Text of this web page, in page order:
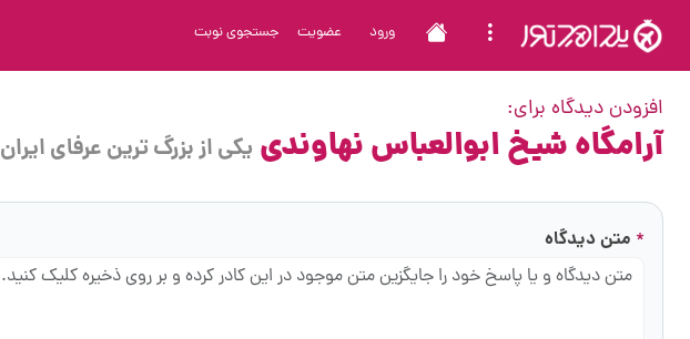
ورود عضویت جستجوی نوبت
افزودن دیدگاه برای:
آرامگاه شیخ ابوالعباس نهاوندی یکی از بزرگ ترین عرفای ایران
* متن دیدگاه